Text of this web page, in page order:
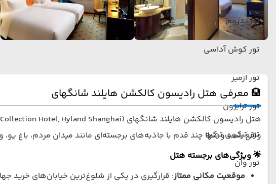
تور بدروم
تور کوش آداسی
تور ازمیر
تور ترابزون
تور ترکیبی ترکیه
تور وان
🏨 معرفی هتل رادیسون کالکشن هایلند شانگهای
هتل رادیسون کالکشن هایلند شانگهای (Radisson Collection Hotel, Hyland Shanghai) یکی از هتل‌های پنج‌ستاره لوکس در قلب شهر شانگهای است.
واقع شده و تنها چند قدم با جاذبه‌های برجسته‌ای مانند میدان مردم، باغ یو،
🌟 ویژگی‌های برجسته هتل
موقعیت مکانی ممتاز: قرارگیری در یکی از شلوغ‌ترین خیابان‌های خرید